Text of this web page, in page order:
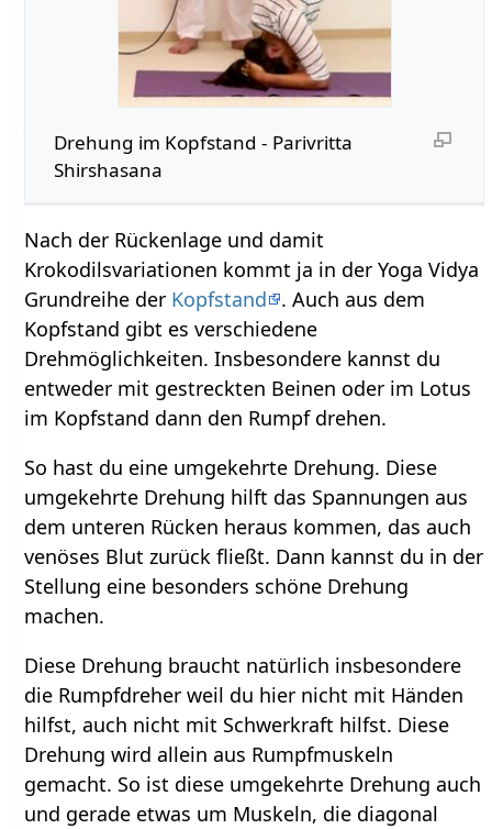
Drehung im Kopfstand - Parivritta
Shirshasana
Nach der Rückenlage und damit
Krokodilsvariationen kommt ja in der Yoga Vidya
Grundreihe der Kopfstand
. Auch aus dem
Kopfstand gibt es verschiedene
Drehmöglichkeiten. Insbesondere kannst du
entweder mit gestreckten Beinen oder im Lotus
im Kopfstand dann den Rumpf drehen.
So hast du eine umgekehrte Drehung. Diese
umgekehrte Drehung hilft das Spannungen aus
dem unteren Rücken heraus kommen, das auch
venöses Blut zurück fließt. Dann kannst du in der
Stellung eine besonders schöne Drehung
machen.
Diese Drehung braucht natürlich insbesondere
die Rumpfdreher weil du hier nicht mit Händen
hilfst, auch nicht mit Schwerkraft hilfst. Diese
Drehung wird allein aus Rumpfmuskeln
gemacht. So ist diese umgekehrte Drehung auch
und gerade etwas um Muskeln, die diagonal